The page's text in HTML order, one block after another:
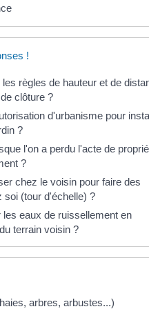
!
règles de hauteur et de
clôture ?
d'urbanisme pour
?
l'on a perdu l'acte de
?
chez le voisin pour faire des
soi (tour d'échelle) ?
les eaux de ruissellement en
terrain voisin ?
arbres, arbustes...)